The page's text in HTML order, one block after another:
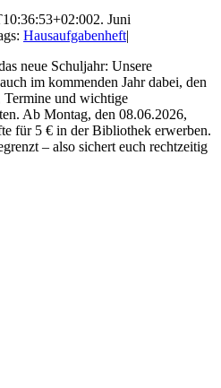
2. Juni
Hausaufgabenheft|
neue Schuljahr: Unsere
im kommenden Jahr dabei, den
Termine und wichtige
Ab Montag, den 08.06.2026,
für 5 € in der Bibliothek erwerben.
– also sichert euch rechtzeitig